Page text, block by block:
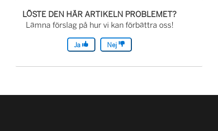
LÖSTE DEN HÄR ARTIKELN PROBLEMET?
Lämna förslag på hur vi kan förbättra oss!
Ja Nej